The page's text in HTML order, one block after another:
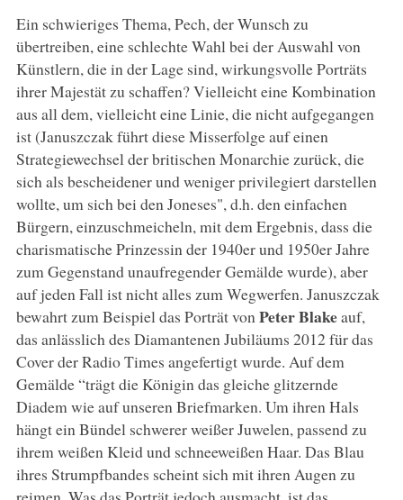
Ein schwieriges Thema, Pech, der Wunsch zu
übertreiben, eine schlechte Wahl bei der Auswahl von
Künstlern, die in der Lage sind, wirkungsvolle Porträts
ihrer Majestät zu schaffen? Vielleicht eine Kombination
aus all dem, vielleicht eine Linie, die nicht aufgegangen
ist (Januszczak führt diese Misserfolge auf einen
Strategiewechsel der britischen Monarchie zurück, die
sich als bescheidener und weniger privilegiert darstellen
wollte, um sich bei den Joneses", d.h. den einfachen
Bürgern, einzuschmeicheln, mit dem Ergebnis, dass die
charismatische Prinzessin der 1940er und 1950er Jahre
zum Gegenstand unaufregender Gemälde wurde), aber
auf jeden Fall ist nicht alles zum Wegwerfen. Januszczak
bewahrt zum Beispiel das Porträt vonPeter Blakeauf,
das anlässlich des Diamantenen Jubiläums 2012 für das
Cover der Radio Times angefertigt wurde. Auf dem
Gemälde “trägt die Königin das gleiche glitzernde
Diadem wie auf unseren Briefmarken. Um ihren Hals
hängt ein Bündel schwerer weißer Juwelen, passend zu
ihrem weißen Kleid und schneeweißen Haar. Das Blau
ihres Strumpfbandes scheint sich mit ihren Augen zu